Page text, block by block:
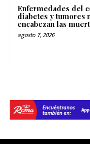
Enfermedades del
diabetes y tumores
encabezan las
agosto 7, 2026